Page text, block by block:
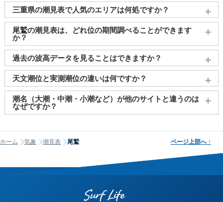
三重県の潮見表で人気のエリアは何処ですか？
四日市港、津、鳥羽、 尾鷲 、松阪がよく見られております。
尾鷲の潮見表は、どれ位の期間調べることができます
か？
2011～2027年までの16年間分の潮汐情報や日の出・日の入りを
調べることができます。視覚的に分かり易くタイドグラフで、
日の出・日の入り情報も合わせて確認することができます。
過去の波高データを見ることはできますか？
大変申し訳ございませんが、過去の波高データ（波の高さ）に
関してはご提供しておりません。
天文潮位と実測潮位の違いは何ですか？
天文潮位とは、月や太陽の引力をもとに計算された予測値で
す。一方、実測潮位は観測所で実際に計測された海面の高さで
す。両者には気圧や風などの気象条件により差（潮位偏差）が
ら陸に向かって強風が吹くと、海水が沿岸に吹き寄せられて潮
位が上昇します。当サイトでは気象庁の観測データをもとにリ
アルタイムの実測潮位をタイドグラフに表示しており、予測と
潮名（大潮・中潮・小潮など）が他のサイトと違うのは
なぜですか？
何日まで大潮」という統一された公的な定義はありません。そ
のため、サイトが採用する計算方式によって、境界にあたる日
って見える場合は、そのサイトが別の方式を使っている可能性
ホーム 気象 潮見表 尾鷲 ページ上部へ ↑